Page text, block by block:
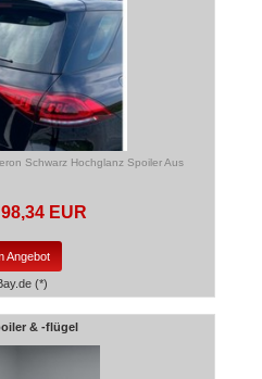
Schwarz Hochglanz Spoiler Aus
98,34 EUR
Angebot
(*)
& -flügel